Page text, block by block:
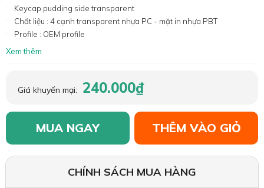
Keycap pudding side transparent
Chất liệu : 4 cạnh transparent nhựa PC - mặt in nhựa PBT
Profile : OEM profile
Xem thêm
Giá khuyến mại: 240.000₫
MUA NGAY THÊM VÀO GIỎ
CHÍNH SÁCH MUA HÀNG